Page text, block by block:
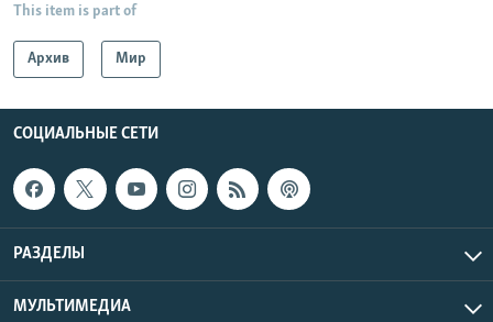
This item is part of
Архив Мир
СОЦИАЛЬНЫЕ СЕТИ
РАЗДЕЛЫ
МУЛЬТИМЕДИА